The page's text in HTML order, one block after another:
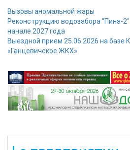
Вызовы аномальной жары
Реконструкцию водозабора "Пина-
начале 2027 года
Выездной прием 25.06.2026 на
«Ганцевичское ЖКХ»